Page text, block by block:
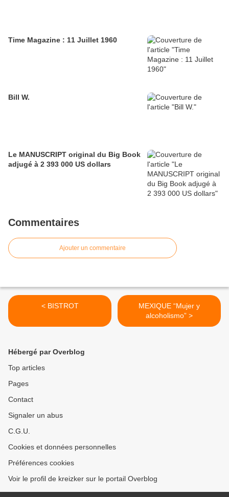
Time Magazine : 11 Juillet 1960
Bill W.
Le MANUSCRIPT original du Big Book
adjugé à 2 393 000 US dollars
Commentaires
Ajouter un commentaire
< BISTROT
MEXIQUE “Mujer y
alcoholismo” >
Hébergé par Overblog
Top articles
Pages
Contact
Signaler un abus
C.G.U.
Cookies et données personnelles
Préférences cookies
Voir le profil de kreizker sur le portail Overblog